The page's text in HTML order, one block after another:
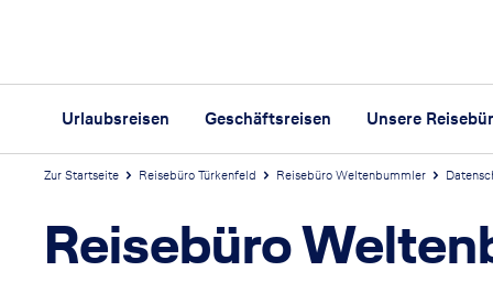
Urlaubsreisen Geschäftsreisen Unsere
Zur Startseite Reisebüro Türkenfeld Reisebüro Weltenbummler
Reisebüro